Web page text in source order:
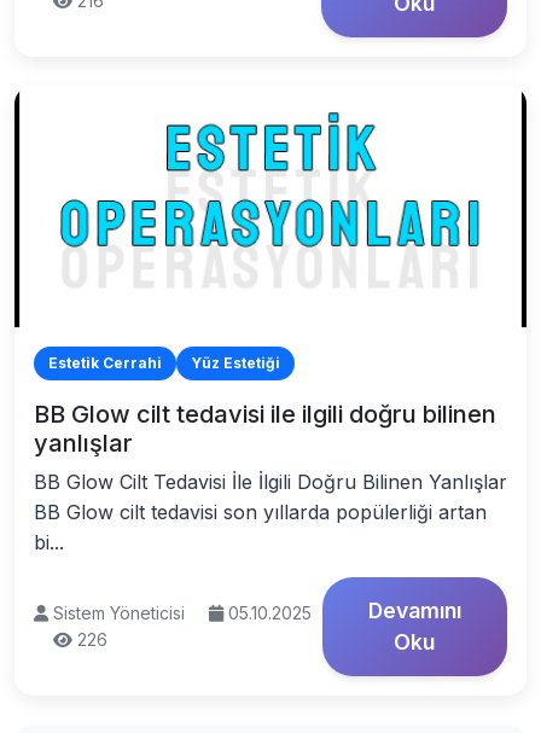
Estetik Cerrahi Yüz Estetiği
BB Glow cilt tedavisi ile ilgili doğru bilinen
yanlışlar
BB Glow Cilt Tedavisi İle İlgili Doğru Bilinen Yanlışlar
BB Glow cilt tedavisi son yıllarda popülerliği artan
bi...
Sistem Yöneticisi
05.10.2025
226
Devamını
Oku